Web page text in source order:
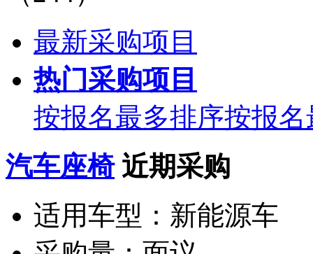
最新采购项目
热门采购项目
按报名最多排序按报
汽车座椅 近期采购
适用车型： 新能源车